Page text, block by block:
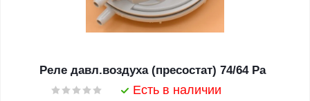
Реле давл.воздуха (пресостат) 74/64 Pa
Есть в наличии